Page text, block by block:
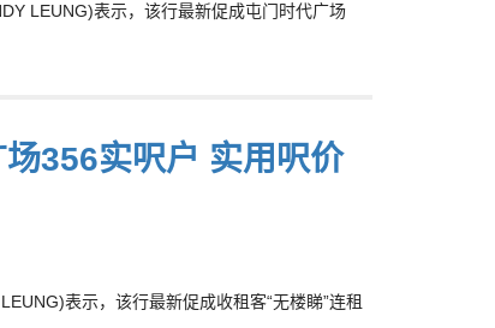
LEUNG)表示，该行最新促成屯门时代广场
356实呎户 实用呎价
表示，该行最新促成收租客“无楼睇”连租